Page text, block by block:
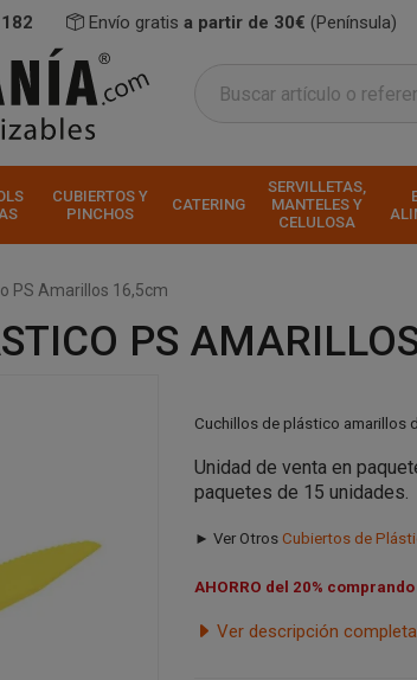
Envío gratis a partir de 30€ (Península)
CUBIERTOS Y
PINCHOS
CATERING
SERVILLETAS,
MANTELES Y
CELULOSA
PS Amarillos 16,5cm
PS
Cuchillos de plástico amarillos
Unidad de venta en
paquetes de 15 unidades.
► Ver Otros Cubiertos de
AHORRO del 20%
Ver descripción